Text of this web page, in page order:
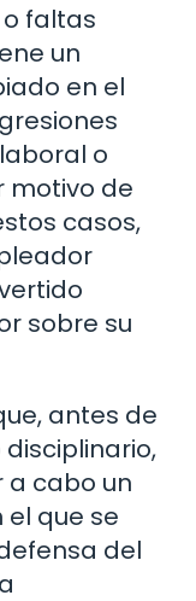
faltas
un
en el
o
motivo de
casos,
sobre su
antes de
cabo un
que se
del